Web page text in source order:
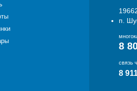
п.
8
связь
8